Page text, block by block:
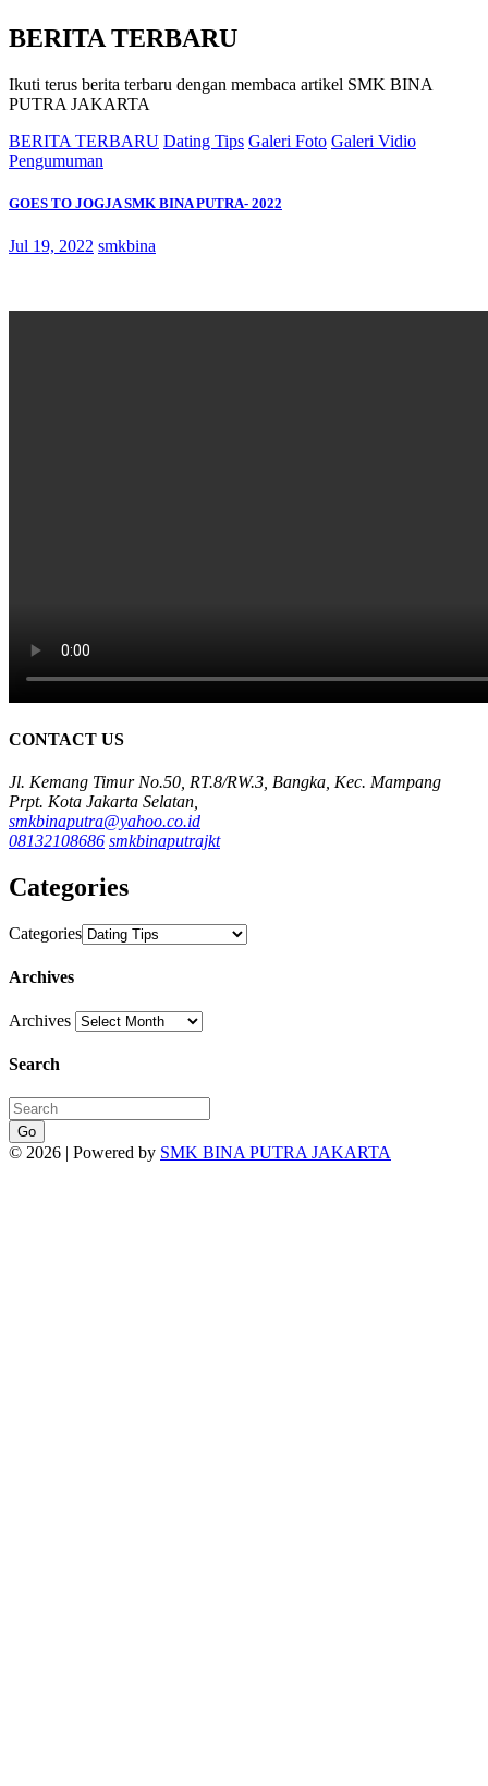
BERITA TERBARU
Ikuti terus berita terbaru dengan membaca artikel SMK BINA
PUTRA JAKARTA
BERITA TERBARU Dating Tips Galeri Foto Galeri Vidio
Pengumuman
GOES TO JOGJA SMK BINA PUTRA- 2022
Jul 19, 2022 smkbina
CONTACT US
Jl. Kemang Timur No.50, RT.8/RW.3, Bangka, Kec. Mampang
Prpt. Kota Jakarta Selatan,
smkbinaputra@yahoo.co.id
08132108686 smkbinaputrajkt
Categories
Categories
Archives
Archives
Search
Go
© 2026 | Powered by SMK BINA PUTRA JAKARTA